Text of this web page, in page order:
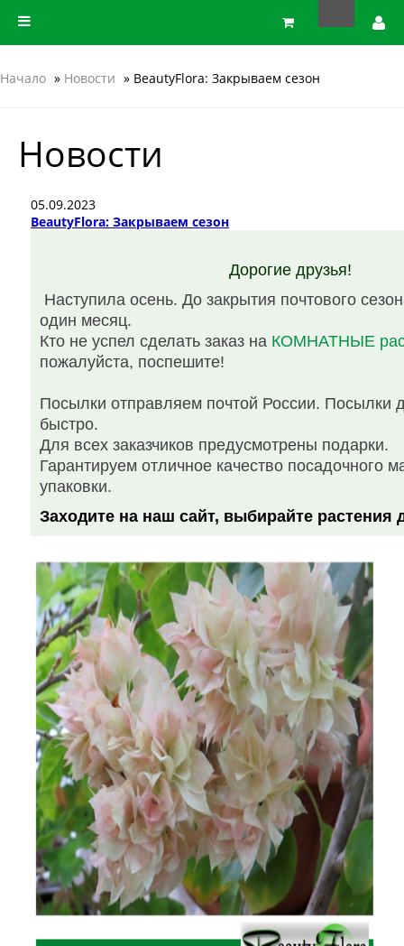
Начало » Новости » BeautyFlora: Закрываем сезон
Новости
05.09.2023
BeautyFlora: Закрываем сезон
Дорогие друзья!
Наступила осень. До закрытия почтового
один месяц.
Кто не успел сделать заказ на КОМНАТНЫЕ
пожалуйста, поспешите!
Посылки отправляем почтой России. Посылки
быстро.
Для всех заказчиков предусмотрены подарки.
Гарантируем отличное качество посадочного
упаковки.
Заходите на наш сайт, выбирайте растения